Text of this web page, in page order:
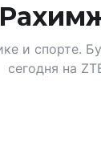
и спорте.
сегодня на